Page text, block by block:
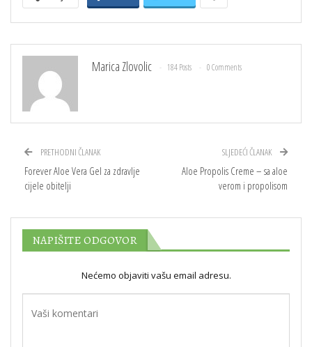
Marica Zlovolic 184 Posts 0 Comments
PRETHODNI ČLANAK
Forever Aloe Vera Gel za zdravlje
cijele obitelji
SLJEDEĆI ČLANAK
Aloe Propolis Creme – sa aloe
verom i propolisom
NAPIŠITE ODGOVOR
Nećemo objaviti vašu email adresu.